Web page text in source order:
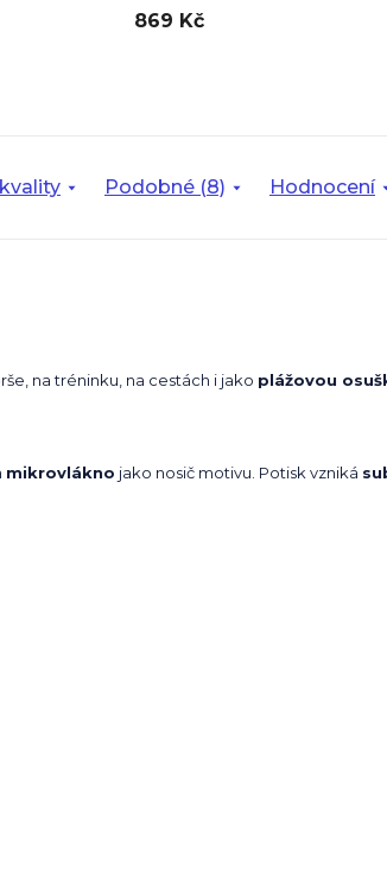
869 Kč
Podobné (8) Hodnocení
na tréninku, na cestách i jako plážovou
mikrovlákno jako nosič motivu. Potisk vzniká